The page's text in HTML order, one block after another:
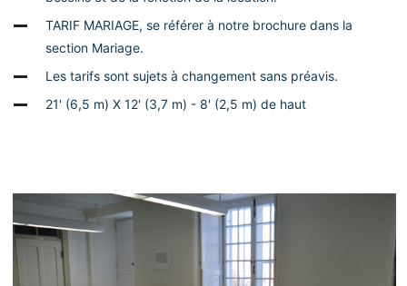
TARIF MARIAGE, se référer à notre brochure dans la
section Mariage.
Les tarifs sont sujets à changement sans préavis.
21' (6,5 m) X 12' (3,7 m) - 8' (2,5 m) de haut